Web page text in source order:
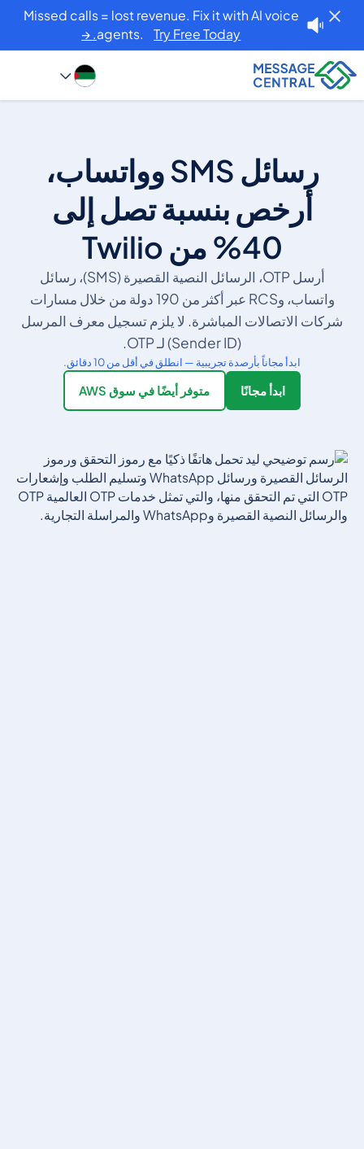
Missed calls = lost revenue. Fix it with AI voice
agents.Try Free Today. →
رسائل SMS وواتساب،
أرخص بنسبة تصل إلى
40% من Twilio
أرسل OTP، الرسائل النصية القصيرة (SMS)، رسائل
واتساب، وRCS عبر أكثر من 190 دولة من خلال مسارات
شركات الاتصالات المباشرة. لا يلزم تسجيل معرف المرسل
(Sender ID) لـ OTP.
ابدأ مجاناً بأرصدة تجريبية — انطلق في أقل من 10 دقائق.
ابدأ مجانًا متوفر أيضًا في سوق AWS